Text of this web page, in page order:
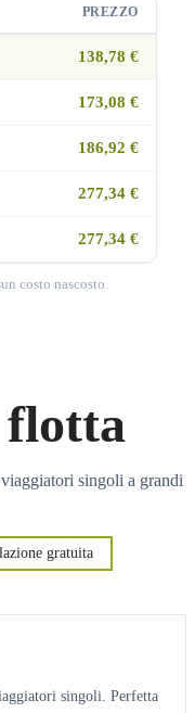
PREZZO
138,78 €
173,08 €
186,92 €
277,34 €
277,34 €
costo nascosto.
singoli a grandi
gratuita
singoli. Perfetta